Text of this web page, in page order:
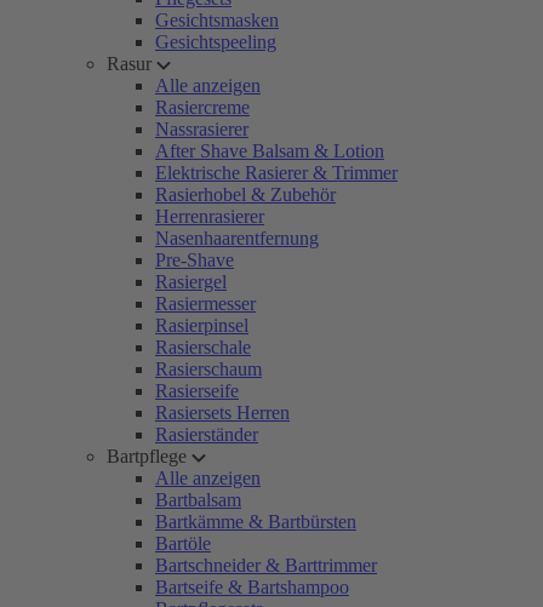
Gesichtsmasken
Gesichtspeeling
Rasur
Alle anzeigen
Rasiercreme
Nassrasierer
After Shave Balsam & Lotion
Elektrische Rasierer & Trimmer
Rasierhobel & Zubehör
Herrenrasierer
Nasenhaarentfernung
Pre-Shave
Rasiergel
Rasiermesser
Rasierpinsel
Rasierschale
Rasierschaum
Rasierseife
Rasiersets Herren
Rasierständer
Bartpflege
Alle anzeigen
Bartbalsam
Bartkämme & Bartbürsten
Bartöle
Bartschneider & Barttrimmer
Bartseife & Bartshampoo